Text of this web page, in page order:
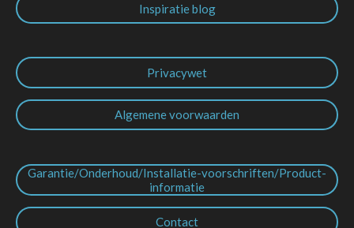
Inspiratie blog
Privacywet
Algemene voorwaarden
Garantie/Onderhoud/Installatie-voorschriften/Product-
informatie
Contact